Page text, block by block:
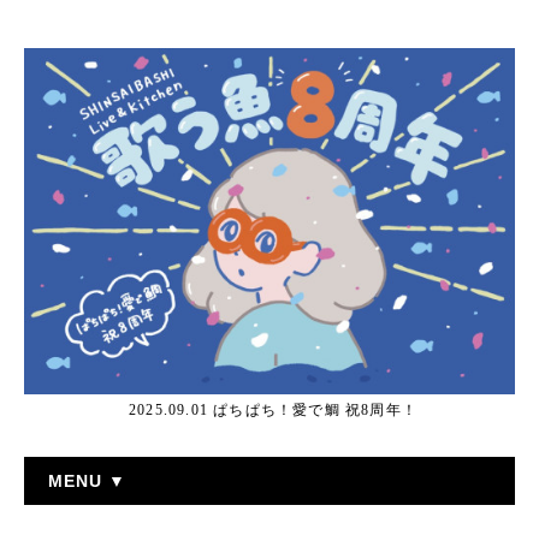
2025.09.01 ぱちぱち！愛で鯛 祝8周年！
MENU ▼